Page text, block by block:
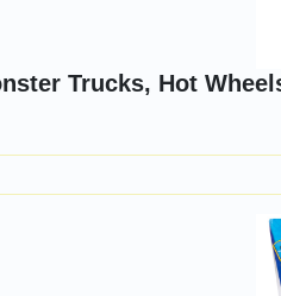
Trucks, Hot